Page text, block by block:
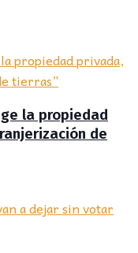
la propiedad
de